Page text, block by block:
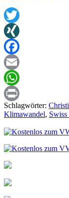
Twitter
XING
Facebook
Email
WhatsApp
Print
Schlagwörter:
Klimawandel, Swiss